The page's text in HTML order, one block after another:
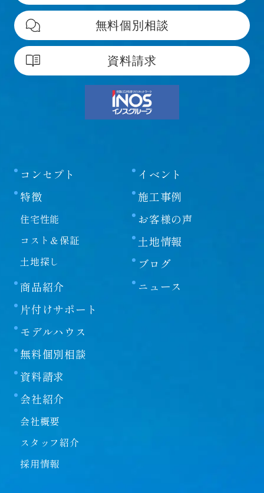
無料個別相談
資料請求
コンセプト
特徴
住宅性能
コスト＆保証
土地探し
商品紹介
片付けサポート
イベント
施工事例
お客様の声
土地情報
ブログ
ニュース
モデルハウス
無料個別相談
資料請求
会社紹介
会社概要
スタッフ紹介
採用情報